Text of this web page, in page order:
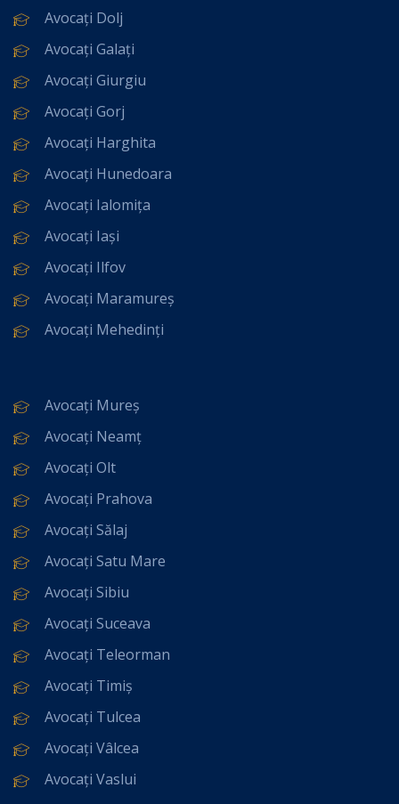
Avocați Dolj
Avocați Galați
Avocați Giurgiu
Avocați Gorj
Avocați Harghita
Avocați Hunedoara
Avocați Ialomița
Avocați Iași
Avocați Ilfov
Avocați Maramureș
Avocați Mehedinți
Avocați Mureș
Avocați Neamț
Avocați Olt
Avocați Prahova
Avocați Sălaj
Avocați Satu Mare
Avocați Sibiu
Avocați Suceava
Avocați Teleorman
Avocați Timiș
Avocați Tulcea
Avocați Vâlcea
Avocați Vaslui